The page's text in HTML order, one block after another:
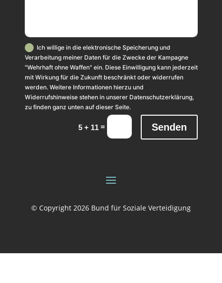
Ich willige in die elektronische Speicherung und
Verarbeitung meiner Daten für die Zwecke der Kampagne
"Wehrhaft ohne Waffen" ein. Diese Einwilligung kann jederzeit
mit Wirkung für die Zukunft beschränkt oder widerrufen
werden. Weitere Informationen hierzu und
Widerrufshinweise stehen in unserer Datenschutzerklärung,
zu finden ganz unten auf dieser Seite.
5 + 11 = Senden
© Copyright 2026 Bund für Soziale Verteidigung